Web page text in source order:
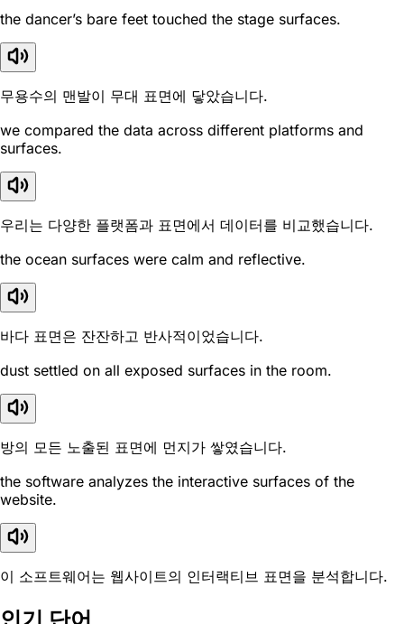
the dancer’s bare feet touched the stage surfaces.
무용수의 맨발이 무대 표면에 닿았습니다.
we compared the data across different platforms and
surfaces.
우리는 다양한 플랫폼과 표면에서 데이터를 비교했습니다.
the ocean surfaces were calm and reflective.
바다 표면은 잔잔하고 반사적이었습니다.
dust settled on all exposed surfaces in the room.
방의 모든 노출된 표면에 먼지가 쌓였습니다.
the software analyzes the interactive surfaces of the
website.
이 소프트웨어는 웹사이트의 인터랙티브 표면을 분석합니다.